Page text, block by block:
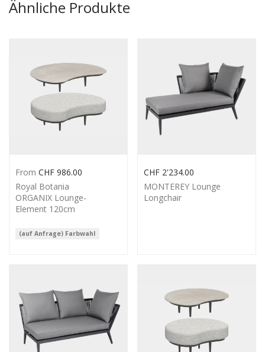
Ähnliche Produkte
(auf Anfrage) Farbwahl
Royal Botania
ORGANIX Lounge-
Element 120cm
From CHF 986.00
MONTEREY Lounge
Longchair
CHF 2'234.00